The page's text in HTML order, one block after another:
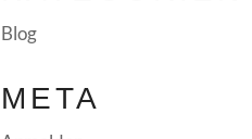
Blog
META